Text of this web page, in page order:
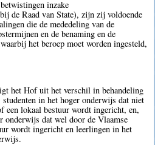
inzake
de Raad van State), zijn zij voldoende
die de mededeling van de
en de benaming en de
het beroep moet worden ingesteld,
het Hof uit het verschil in behandeling
in het hoger onderwijs dat niet
een lokaal bestuur wordt ingericht, en,
onderwijs dat wel door de Vlaamse
wordt ingericht en leerlingen in het